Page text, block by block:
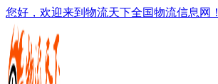
您好，欢迎来到物流天下全国物流信息网！